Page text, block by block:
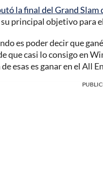
la final del Grand
principal objetivo para
es poder decir que
que casi lo consigo en
esas es ganar en el All